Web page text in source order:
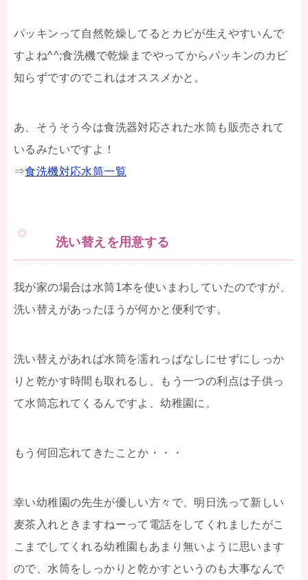
パッキンって自然乾燥してるとカビが生えやすいんで
すよね^^;食洗機で乾燥までやってからパッキンのカビ
知らずですのでこれはオススメかと。
あ、そうそう今は食洗器対応された水筒も販売されて
いるみたいですよ！
⇒食洗機対応水筒一覧
洗い替えを用意する
我が家の場合は水筒1本を使いまわしていたのですが、
洗い替えがあったほうが何かと便利です。
洗い替えがあれば水筒を濡れっぱなしにせずにしっか
りと乾かす時間も取れるし、もう一つの利点は子供っ
て水筒忘れてくるんですよ、幼稚園に。
もう何回忘れてきたことか・・・
幸い幼稚園の先生が優しい方々で、明日洗って新しい
麦茶入れときますねーって電話をしてくれましたがこ
こまでしてくれる幼稚園もあまり無いように思います
ので、水筒をしっかりと乾かすというのも大事なんで